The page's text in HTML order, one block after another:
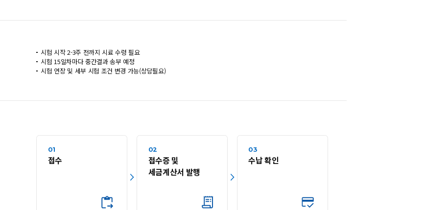
시험 시작 2-3주 전까지 시료 수령 필요
시험 15일차마다 중간결과 송부 예정
시험 연장 및 세부 시험 조건 변경 가능(상담필요)
01
접수
02
접수증 및
세금계산서 발행
03
수납 확인